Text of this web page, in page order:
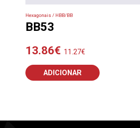
Hexagonais / HBB/BB
BB53
13.86€ 11.27€
ADICIONAR